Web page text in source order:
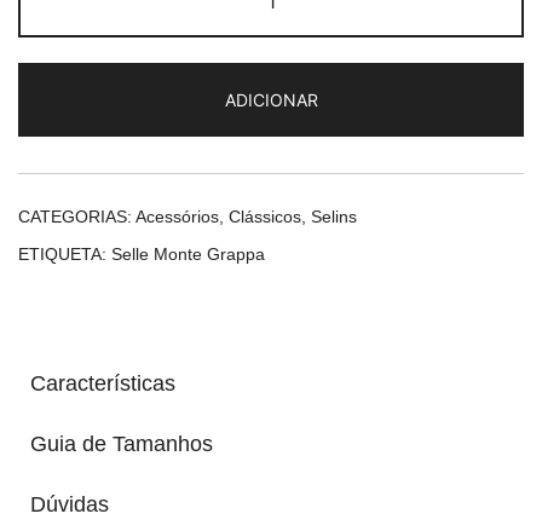
de
Selle
Grappa
1955
Old
ADICIONAR
CATEGORIAS: Acessórios Clássicos Selins
ETIQUETA: Selle Monte Grappa
Características
Guia de Tamanhos
Dúvidas